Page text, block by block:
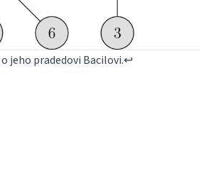
jeho pradedovi Bacilovi.↩